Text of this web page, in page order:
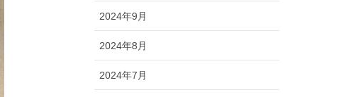
2024年9月
2024年8月
2024年7月